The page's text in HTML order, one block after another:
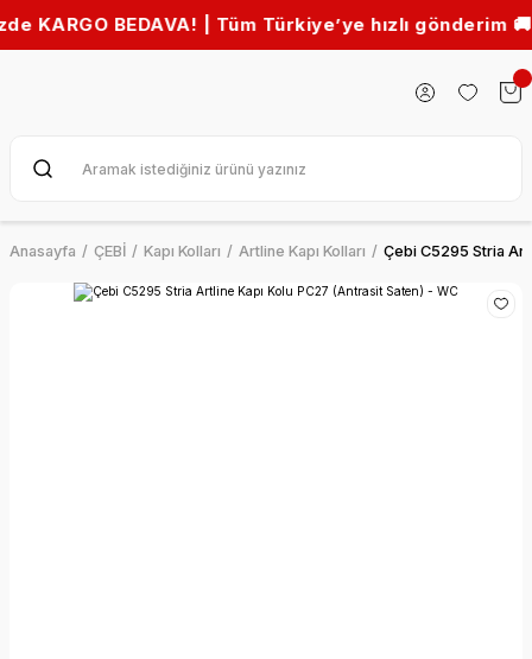
| Tüm Türkiye’ye hızlı gönderim 🚚
Anasayfa ÇEBİ Kapı Kolları Artline Kapı Kolları Çebi C5295 Stria